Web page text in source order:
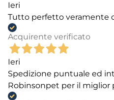
Ieri
Tutto perfetto veramente
Acquirente verificato
Ieri
Spedizione puntuale ed
Robinsonpet per il miglior